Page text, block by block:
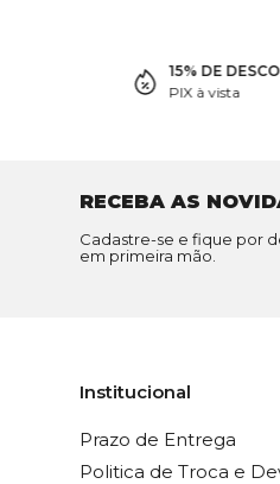
15% DE
PIX à vista
RECEBA AS
Cadastre-se e fique por
em primeira mão.
Institucional
Prazo de Entrega
Politica de Troca e